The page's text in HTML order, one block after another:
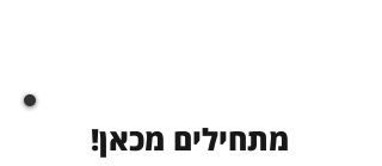
מתחילים מכאן!